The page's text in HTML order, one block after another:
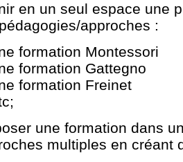
en un seul espace une
approches :
formation Montessori
formation Gattegno
formation Freinet
une formation dans
multiples en créant